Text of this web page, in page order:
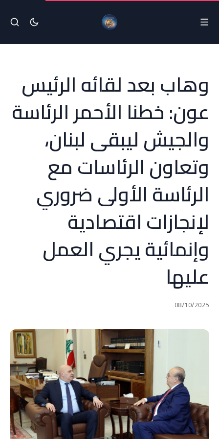
وهاب بعد لقائه الرئيس
عون: خطنا الأحمر الرئاسة
والجيش ليبقى لبنان،
وتعاون الرئاسات مع
الرئاسة الأولى ضروري
لإنجازات اقتصادية
وإنمائية يجري العمل
عليها
08/10/2025